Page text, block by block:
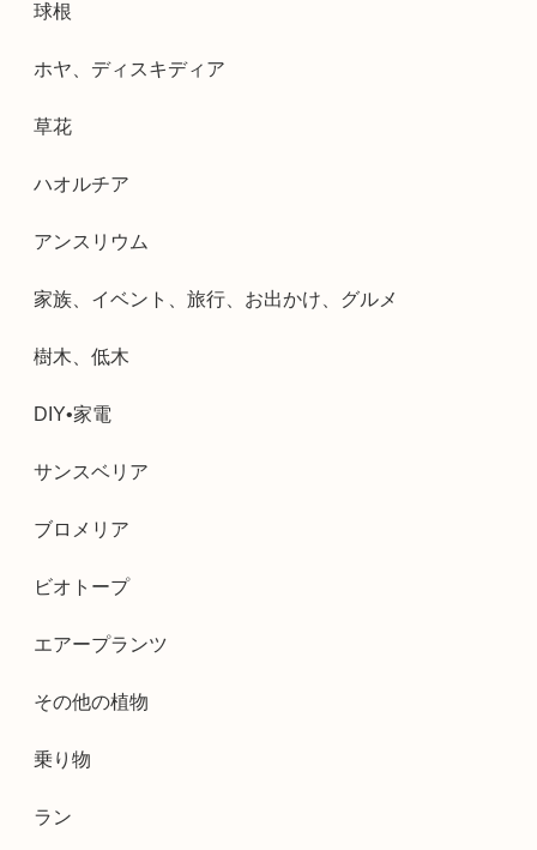
球根
ホヤ、ディスキディア
草花
ハオルチア
アンスリウム
家族、イベント、旅行、お出かけ、グルメ
樹木、低木
DIY•家電
サンスベリア
ブロメリア
ビオトープ
エアープランツ
その他の植物
乗り物
ラン